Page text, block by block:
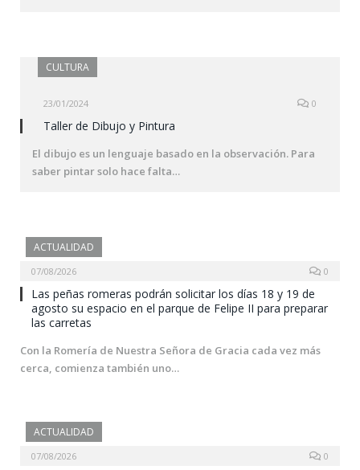
CULTURA
23/01/2024 0
Taller de Dibujo y Pintura
El dibujo es un lenguaje basado en la observación. Para
saber pintar solo hace falta…
ACTUALIDAD
07/08/2026 0
Las peñas romeras podrán solicitar los días 18 y 19 de
agosto su espacio en el parque de Felipe II para preparar
las carretas
Con la Romería de Nuestra Señora de Gracia cada vez más
cerca, comienza también uno…
ACTUALIDAD
07/08/2026 0